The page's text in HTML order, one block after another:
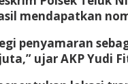
mendapatkan
penyamaran
ujar AKP Yudi